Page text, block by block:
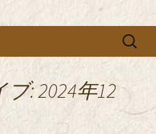
検
: 2024年12